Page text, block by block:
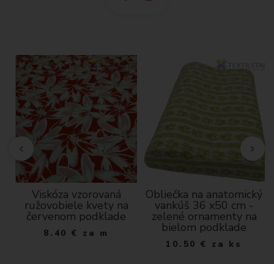
Viskóza vzorovaná
ružovobiele kvety na
červenom podklade
8.40 € za m
Obliečka na anatomický
vankúš 36 x50 cm -
zelené ornamenty na
bielom podklade
10.50 € za ks